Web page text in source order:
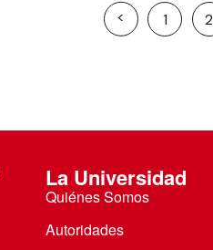
Posts
< 1 2
La Universidad
Quiénes Somos
Autoridades